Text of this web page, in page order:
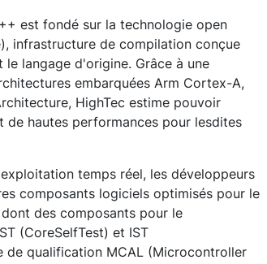
est fondé sur la technologie open
infrastructure de compilation conçue
langage d'origine. Grâce à une
embarquées Arm Cortex-A,
HighTec estime pouvoir
hautes performances pour lesdites
temps réel, les développeurs
composants logiciels optimisés pour le
des composants pour le
(CoreSelfTest) et IST
de qualification MCAL (Microcontroller